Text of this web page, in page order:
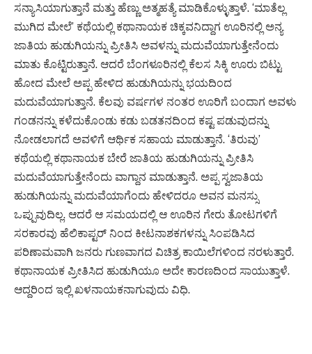
ಸನ್ಯಾಸಿಯಾಗುತ್ತಾನೆ ಮತ್ತು ಹೆಣ್ಣು ಅತ್ಮಹತ್ಯೆ ಮಾಡಿಕೊಳ್ಳುತ್ತಾಳೆ. ‘ಮಾತೆಲ್ಲ
ಮುಗಿದ ಮೇಲೆ’ ಕಥೆಯಲ್ಲಿ ಕಥಾನಾಯಕ ಚಿಕ್ಕವನಿದ್ದಾಗ ಊರಿನಲ್ಲಿ ಅನ್ಯ
ಜಾತಿಯ ಹುಡುಗಿಯನ್ನು ಪ್ರೀತಿಸಿ ಅವಳನ್ನು ಮದುವೆಯಾಗುತ್ತೇನೆಂದು
ಮಾತು ಕೊಟ್ಟಿರುತ್ತಾನೆ. ಆದರೆ ಬೆಂಗಳೂರಿನಲ್ಲಿ ಕೆಲಸ ಸಿಕ್ಕಿ ಊರು ಬಿಟ್ಟು
ಹೋದ ಮೇಲೆ ಅಪ್ಪ ಹೇಳಿದ ಹುಡುಗಿಯನ್ನು ಭಯದಿಂದ
ಮದುವೆಯಾಗುತ್ತಾನೆ. ಕೆಲವು ವರ್ಷಗಳ ನಂತರ ಊರಿಗೆ ಬಂದಾಗ ಅವಳು
ಗಂಡನನ್ನು ಕಳೆದುಕೊಂಡು ಕಡು ಬಡತನದಿಂದ ಕಷ್ಟ ಪಡುವುದನ್ನು
ನೋಡಲಾಗದೆ ಅವಳಿಗೆ ಆರ್ಥಿಕ ಸಹಾಯ ಮಾಡುತ್ತಾನೆ. ‘ತಿರುವು’
ಕಥೆಯಲ್ಲಿ ಕಥಾನಾಯಕ ಬೇರೆ ಜಾತಿಯ ಹುಡುಗಿಯನ್ನು ಪ್ರೀತಿಸಿ
ಮದುವೆಯಾಗುತ್ತೇನೆಂದು ವಾಗ್ದಾನ ಮಾಡುತ್ತಾನೆ.‌ ಅಪ್ಪ ಸ್ವಜಾತಿಯ
ಹುಡುಗಿಯನ್ನು ಮದುವೆಯಾಗೆಂದು ಹೇಳಿದರೂ ಅವನ ಮನಸ್ಸು
ಒಪ್ಪುವುದಿಲ್ಲ. ಆದರೆ ಆ ಸಮಯದಲ್ಲಿ ಆ ಊರಿನ ಗೇರು ತೋಟಗಳಿಗೆ
ಸರಕಾರವು ಹೆಲಿಕಾಪ್ಟರ್ ನಿಂದ ಕೀಟನಾಶಕಗಳನ್ನು ಸಿಂಪಡಿಸಿದ
ಪರಿಣಾಮವಾಗಿ ಜನರು ಗುಣವಾಗದ ವಿಚಿತ್ರ ಕಾಯಿಲೆಗಳಿಂದ ನರಳುತ್ತಾರೆ.
ಕಥಾನಾಯಕ ಪ್ರೀತಿಸಿದ ಹುಡುಗಿಯೂ ಅದೇ ಕಾರಣದಿಂದ ಸಾಯುತ್ತಾಳೆ.
ಆದ್ದರಿಂದ ಇಲ್ಲಿ ಖಳನಾಯಕನಾಗುವುದು ವಿಧಿ.